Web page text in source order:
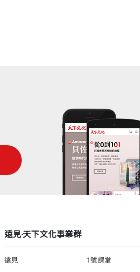
遠見‧天下文化事業群
遠見
1號課堂